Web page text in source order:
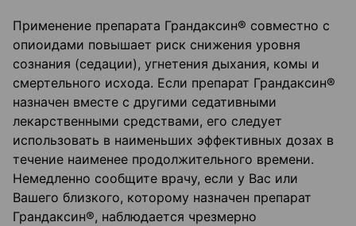
Применение препарата Грандаксин® совместно с
опиоидами повышает риск снижения уровня
сознания (седации), угнетения дыхания, комы и
смертельного исхода. Если препарат Грандаксин®
назначен вместе с другими седативными
лекарственными средствами, его следует
использовать в наименьших эффективных дозах в
течение наименее продолжительного времени.
Немедленно сообщите врачу, если у Вас или
Вашего близкого, которому назначен препарат
Грандаксин®, наблюдается чрезмерно